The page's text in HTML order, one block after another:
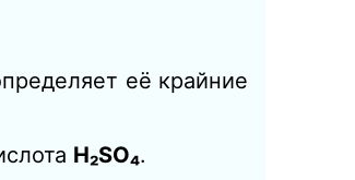
её крайние
H₂SO₄.